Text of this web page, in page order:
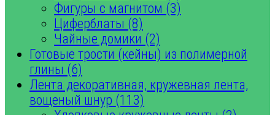
Фигуры с магнитом (3)
Циферблаты (8)
Чайные домики (2)
Готовые трости (кейны) из полимерной
глины (6)
Лента декоративная, кружевная лента,
вощеный шнур (113)